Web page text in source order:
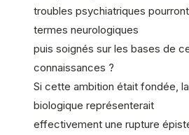
troubles psychiatriques
termes neurologiques
puis soignés sur les bases de
connaissances ?
Si cette ambition était fondée,
biologique représenterait
effectivement une rupture